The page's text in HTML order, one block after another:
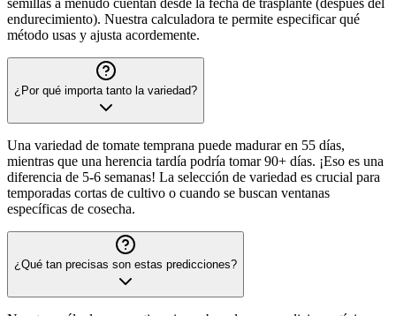
semillas a menudo cuentan desde la fecha de trasplante (después del
endurecimiento). Nuestra calculadora te permite especificar qué
método usas y ajusta acordemente.
¿Por qué importa tanto la variedad?
Una variedad de tomate temprana puede madurar en 55 días,
mientras que una herencia tardía podría tomar 90+ días. ¡Eso es una
diferencia de 5-6 semanas! La selección de variedad es crucial para
temporadas cortas de cultivo o cuando se buscan ventanas
específicas de cosecha.
¿Qué tan precisas son estas predicciones?